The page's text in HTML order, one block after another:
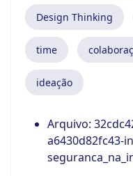
Design Thinking
time
ideação
Arquivo:
a6430d82fc43-